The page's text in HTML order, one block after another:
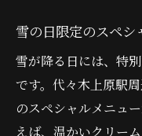
雪の日限定のスペシ
雪が降る日には、特
です。代々木上原駅
のスペシャルメニュ
えば、温かいクリー